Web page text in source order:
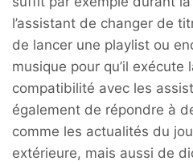
l’assistant de changer de
de lancer une playlist ou
musique pour qu’il exécute
compatibilité avec les
également de répondre à
comme les actualités du
extérieure, mais aussi de